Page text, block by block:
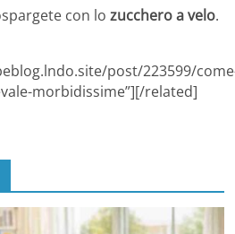
con lo zucchero a velo.
post/223599/
morbidissime”][/related]